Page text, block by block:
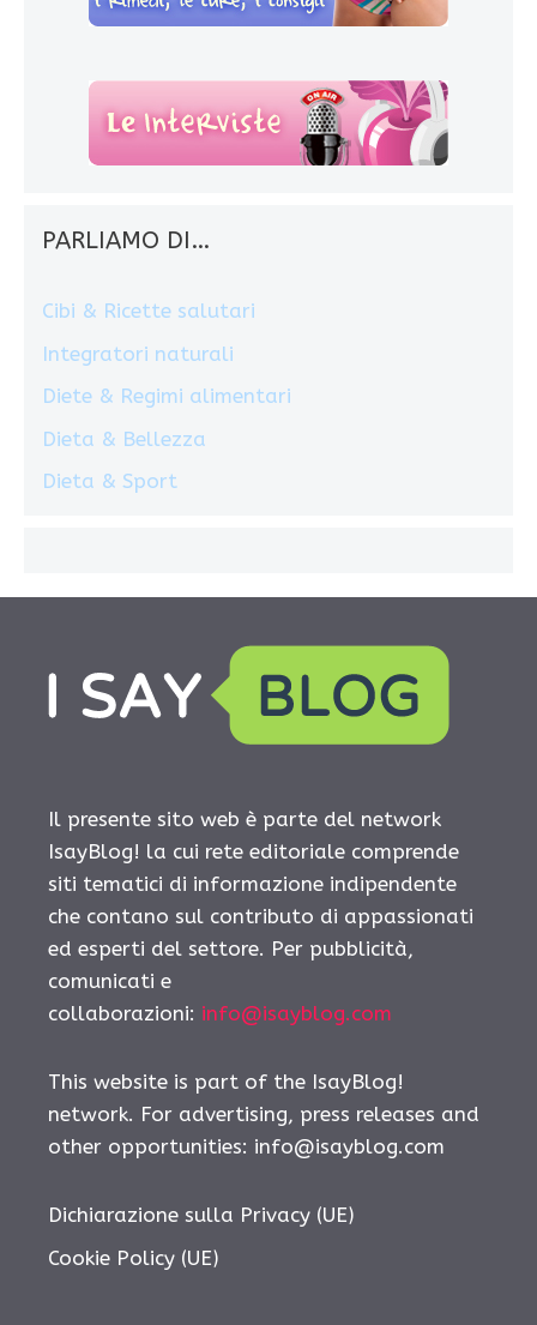
PARLIAMO DI…
Cibi & Ricette salutari
Integratori naturali
Diete & Regimi alimentari
Dieta & Bellezza
Dieta & Sport
Il presente sito web è parte del network
IsayBlog! la cui rete editoriale comprende
siti tematici di informazione indipendente
che contano sul contributo di appassionati
ed esperti del settore. Per pubblicità,
comunicati e
collaborazioni: info@isayblog.com
This website is part of the IsayBlog!
network. For advertising, press releases and
other opportunities: info@isayblog.com
Dichiarazione sulla Privacy (UE)
Cookie Policy (UE)